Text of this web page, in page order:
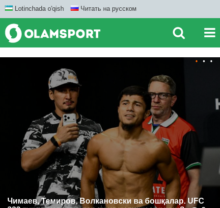
Lotinchada o'qish Читать на русском
Чимаев, Темиров, Волкановски ва бошқалар. UFC
• • •